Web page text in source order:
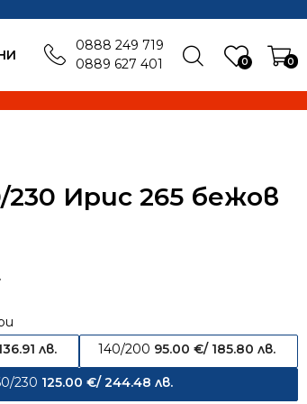
0 0
0888 249 719
0889 627 401
230 Ирис 265 бежов
лв. 140/200 95.00€/ 185.80 лв.
230 125.00€/ 244.48 лв.